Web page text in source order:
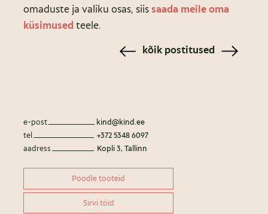
omaduste ja valiku osas, siissaada meile oma
küsimused teele.
kõik postitused
e-post
kind@kind.ee
tel
+372 5348 6097
aadress
Kopli 3, Tallinn
Poodle tooteid
Sirvi töid